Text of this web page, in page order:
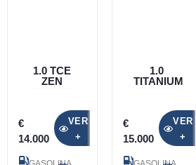
1.0 TCE
ZEN
€
14.000
VER
+
1.0
TITANIUM
€
15.000
VER
+